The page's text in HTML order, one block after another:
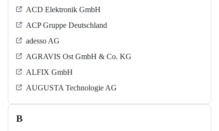
ACD Elektronik GmbH
ACP Gruppe Deutschland
adesso AG
AGRAVIS Ost GmbH & Co. KG
ALFIX GmbH
AUGUSTA Technologie AG
B